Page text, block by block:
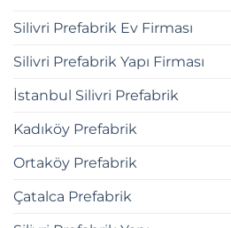
Silivri Prefabrik Ev Firması
Silivri Prefabrik Yapı Firması
İstanbul Silivri Prefabrik
Kadıköy Prefabrik
Ortaköy Prefabrik
Çatalca Prefabrik